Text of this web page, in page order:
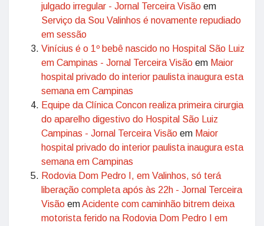
julgado irregular - Jornal Terceira Visão em
Serviço da Sou Valinhos é novamente repudiado
em sessão
Vinícius é o 1º bebê nascido no Hospital São Luiz
em Campinas - Jornal Terceira Visão em Maior
hospital privado do interior paulista inaugura esta
semana em Campinas
Equipe da Clínica Concon realiza primeira cirurgia
do aparelho digestivo do Hospital São Luiz
Campinas - Jornal Terceira Visão em Maior
hospital privado do interior paulista inaugura esta
semana em Campinas
Rodovia Dom Pedro I, em Valinhos, só terá
liberação completa após às 22h - Jornal Terceira
Visão emAcidente com caminhão bitrem deixa
motorista ferido na Rodovia Dom Pedro I em